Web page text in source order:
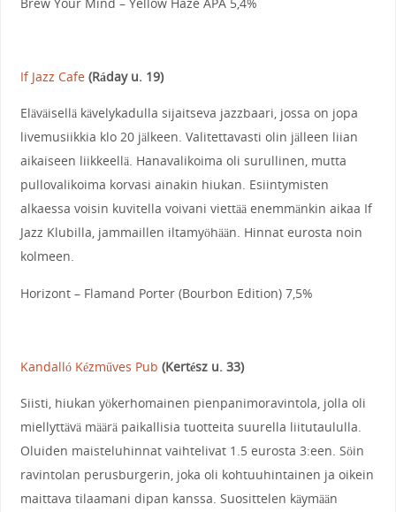
If Jazz Cafe (Ráday u. 19)
Eläväisellä kävelykadulla sijaitseva jazzbaari, jossa on jopa
livemusiikkia klo 20 jälkeen. Valitettavasti olin jälleen liian
aikaiseen liikkeellä. Hanavalikoima oli surullinen, mutta
pullovalikoima korvasi ainakin hiukan. Esiintymisten
alkaessa voisin kuvitella voivani viettää enemmänkin aikaa If
Jazz Klubilla, jammaillen iltamyöhään. Hinnat eurosta noin
kolmeen.
Horizont – Flamand Porter (Bourbon Edition) 7,5%
Kandalló Kézműves Pub (Kertész u. 33)
Siisti, hiukan yökerhomainen pienpanimoravintola, jolla oli
miellyttävä määrä paikallisia tuotteita suurella liitutaululla.
Oluiden maisteluhinnat vaihtelivat 1.5 eurosta 3:een. Söin
ravintolan perusburgerin, joka oli kohtuuhintainen ja oikein
maittava tilaamani dipan kanssa. Suosittelen käymään